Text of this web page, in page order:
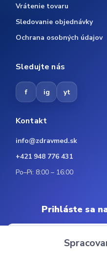
Vrátenie tovaru
Sledovanie objednávky
Ochrana osobných údajov
Sledujte nás
f ig yt
Kontakt
info@zdravmed.sk
+421 948 776 431
Po–Pi: 8:00 – 16:00
Prihláste sa